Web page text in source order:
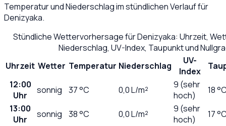
Temperatur und Niederschlag im stündlichen Verlauf für
Denizyaka.
Stündliche Wettervorhersage fürDenizyaka: Uhrzeit,
Niederschlag, UV-Index, Taupunkt und
Uhrzeit Wetter Temperatur Niederschlag
UV-
Index
12:00
Uhr
sonnig 37°C 0,0L/m²
9 (sehr
hoch)
18
13:00
Uhr
sonnig 38°C 0,0L/m²
9 (sehr
hoch)
17